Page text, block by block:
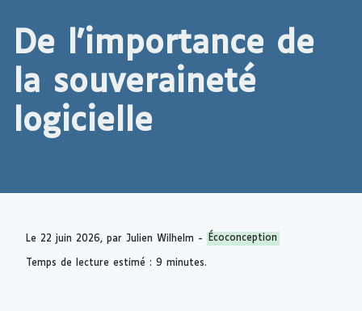
De l'importance de
la souveraineté
logicielle
Le 22 juin 2026, par Julien Wilhelm - Écoconception
Temps de lecture estimé : 9 minutes.